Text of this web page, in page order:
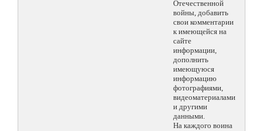
Отечественной
войны, добавить
свои комментарии
к имеющейся на
сайте
информации,
дополнить
имеющуюся
информацию
фотографиями,
видеоматериалами
и другими
данными.
На каждого воина